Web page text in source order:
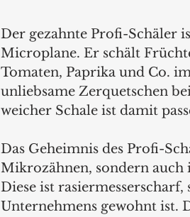
Der gezahnte Profi-Schäler
Microplane. Er schält
Tomaten, Paprika und Co.
unliebsame Zerquetschen
weicher Schale ist damit
Das Geheimnis des Profi-
Mikrozähnen, sondern auch
Diese ist
Unternehmens gewohnt ist.